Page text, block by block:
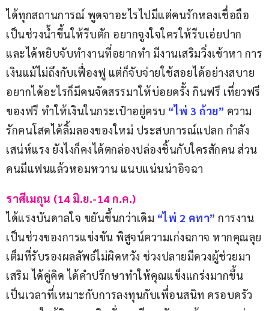
ได้ทุกสถานการณ์ พูดจาอะไรไปมีแต่คนรักหลงเชื่อถือ
เป็นช่วงน้ำขึ้นให้รีบตัก อยากจูงใจใครให้รีบเอ่ยปาก
และได้หยิบจับทำงานที่อยากทำ มีงานเสริมวิ่งเข้าหา การ
เงินแม้ไม่ถึงกับเฟื่องฟู แต่ก็จับจ่ายใช้สอยได้อย่างสบาย
อยากได้อะไรก็มีคนจัดสรรมาให้บ่อยครั้ง กินฟรี เที่ยวฟรี
ของฟรี ทำให้เงินในกระเป๋าอยู่ครบ “ไพ่ 3 ถ้วย” ความ
รักคนโสดได้ลิ้มลองของใหม่ ประสบการณ์แปลก กำลัง
เสน่ห์แรง ยังไงก็คงได้ตกล่องปล่องชิ้นกับใครสักคน ส่วน
คนมีแฟนแล้วหอมหวาน แนบแน่นน่าอิจฉา
ราศีเมถุน (14 มิ.ย.-14 ก.ค.)
ได้แรงบันดาลใจ ขยันขึ้นกว่าเดิม “ไพ่ 2 คทา” การงาน
เป็นช่วงของการแข่งขัน พิสูจน์ความเก่งฉกาจ หากคุณลุย
เต็มที่รับรองผลลัพธ์ไม่ผิดหวัง ช่วงปลายมีดวงผู้ช่วยมา
เสริม ได้คู่คิด ได้คำปรึกษาทำให้คุณแข็งแกร่งมากขึ้น
เป็นเวลาที่เหมาะกับการลงทุนกับเพื่อนสนิท ครอบครัว